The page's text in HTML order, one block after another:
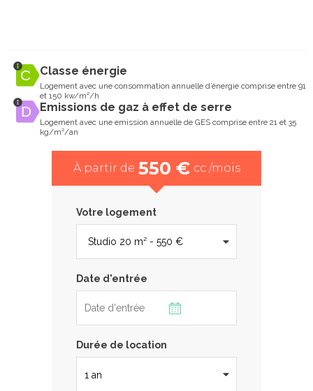
Classe énergie
Logement avec une consommation annuelle d’énergie comprise entre 91
et 150 kw/m²/h
Emissions de gaz à effet de serre
Logement avec une emission annuelle de GES comprise entre 21 et 35
kg/m²/an
À partir de 550 € cc /mois
Votre logement
Date d'entrée
Durée de location